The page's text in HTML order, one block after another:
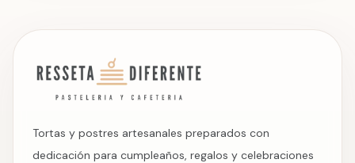
Tortas y postres artesanales preparados con
dedicación para cumpleaños, regalos y celebraciones